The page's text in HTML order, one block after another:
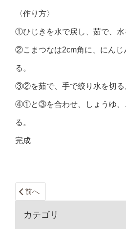
〈作り方〉
①ひじきを水で戻し、茹で、水
②こまつなは2cm角に、にんじ
る。
③②を茹で、手で絞り水を切る
④①と③を合わせ、しょうゆ、
る。
完成
前へ
カテゴリ